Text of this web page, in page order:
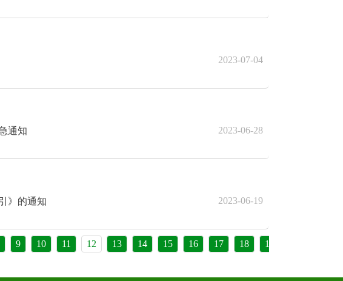
2023-07-04
通知 2023-06-28
》的通知 2023-06-19
9 10 11 12 13 14 15 16 17 18 19